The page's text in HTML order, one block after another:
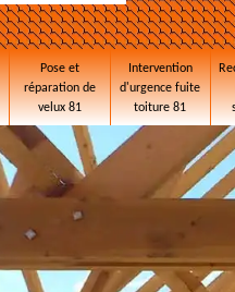
Pose et
réparation de
velux 81
Intervention
d'urgence fuite
toiture 81